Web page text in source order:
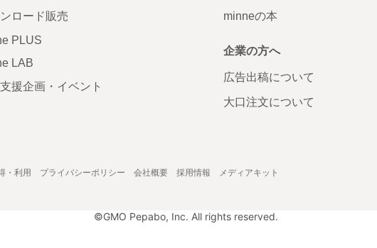
ロード販売
PLUS
LAB
援企画・イベント
minneの本
企業の方へ
広告出稿について
大口注文について
・利用 プライバシーポリシー 会社概要 採用情報 メディアキット
©GMO Pepabo, Inc. All rights reserved.